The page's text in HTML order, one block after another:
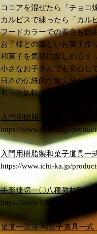
ココアを混ぜたら「チョコ
カルピスで練ったら「カル
フードカラーでの着色も自
お子様との楽しいお菓子作
和菓子を気軽に楽しめるミ
小さなお子さんでも安心し
日本の伝統的な食文化を
もっと気軽に身近にお楽し
入門用樹脂製和菓子用製菓
https://www.ichi-ka.jp/
入門用樹脂製和菓子道具一
https://www.ichi-ka.jp/
手形煉切一〇八種教材動画
https://www.ichi-ka.jp/
菓道一菓流 和菓子道具一式